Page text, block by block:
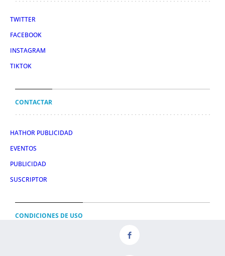
TWITTER
FACEBOOK
INSTAGRAM
TIKTOK
CONTACTAR
HATHOR PUBLICIDAD
EVENTOS
PUBLICIDAD
SUSCRIPTOR
CONDICIONES DE USO